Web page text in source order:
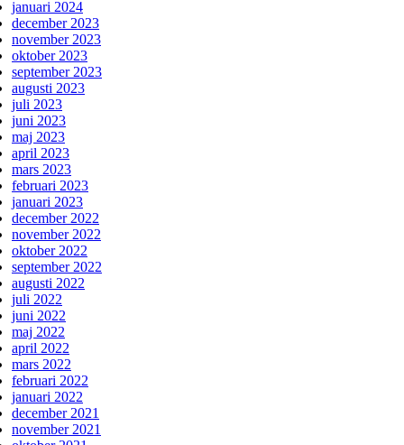
januari 2024
december 2023
november 2023
oktober 2023
september 2023
augusti 2023
juli 2023
juni 2023
maj 2023
april 2023
mars 2023
februari 2023
januari 2023
december 2022
november 2022
oktober 2022
september 2022
augusti 2022
juli 2022
juni 2022
maj 2022
april 2022
mars 2022
februari 2022
januari 2022
december 2021
november 2021